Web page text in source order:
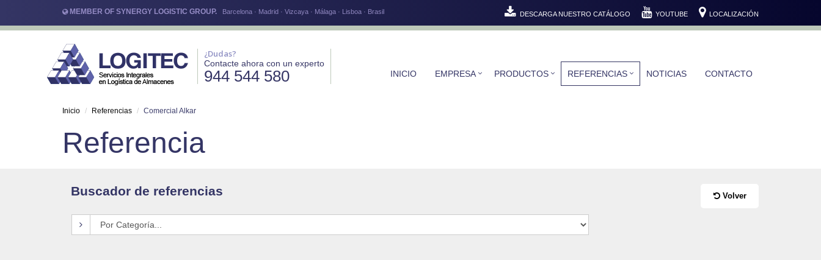
MEMBER OF SYNERGY LOGISTIC GROUP. Barcelona · Madrid · Vizcaya · Málaga · Lisboa · Brasil DESCARGA NUESTRO CATÁLOGO YOUTUBE LOCALIZACIÓN
¿Dudas?
Contacte ahora con un experto
944 544 580 INICIO EMPRESA PRODUCTOS REFERENCIAS NOTICIAS CONTACTO
Inicio Referencias Comercial Alkar
Referencia
Buscador de referencias Volver